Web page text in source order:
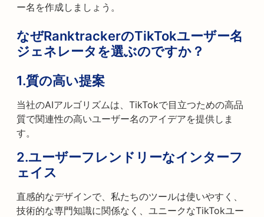
ー名を作成しましょう。
なぜRanktrackerのTikTokユーザー名
ジェネレータを選ぶのですか？
1.質の高い提案
当社のAIアルゴリズムは、TikTokで目立つための高品
質で関連性の高いユーザー名のアイデアを提供しま
す。
2.ユーザーフレンドリーなインターフ
ェイス
直感的なデザインで、私たちのツールは使いやすく、
技術的な専門知識に関係なく、ユニークなTikTokユー